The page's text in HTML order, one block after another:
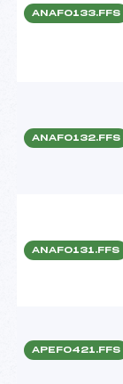
ANAF0133.FFS
ANAF0132.FFS
ANAF0131.FFS
APEF0421.FFS